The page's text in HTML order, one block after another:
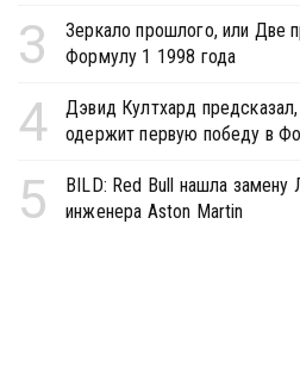
3
Зеркало прошлого, или Две
Формулу 1 1998 года
4
Дэвид Култхард
одержит первую победу в
5
BILD: Red Bull нашла замену
инженера Aston Martin